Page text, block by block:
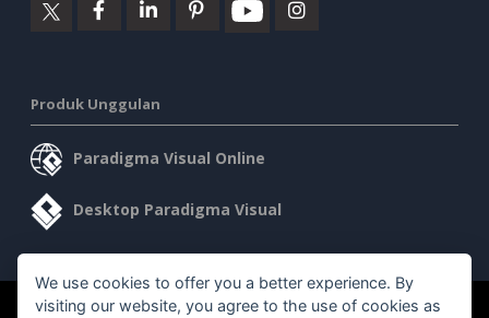
Produk Unggulan
Paradigma Visual Online
Desktop Paradigma Visual
We use cookies to offer you a better experience. By
visiting our website, you agree to the use of cookies as